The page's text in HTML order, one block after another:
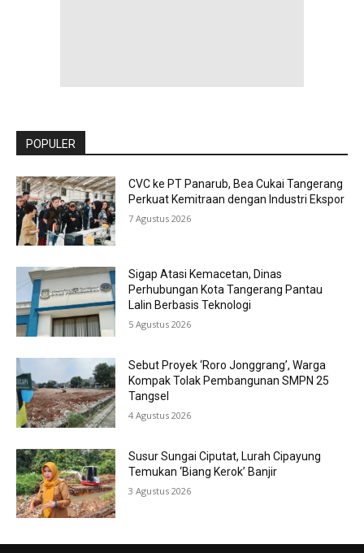
POPULER
CVC ke PT Panarub, Bea Cukai Tangerang
Perkuat Kemitraan dengan Industri Ekspor
7 Agustus 2026
Sigap Atasi Kemacetan, Dinas
Perhubungan Kota Tangerang Pantau
Lalin Berbasis Teknologi
5 Agustus 2026
Sebut Proyek ‘Roro Jonggrang’, Warga
Kompak Tolak Pembangunan SMPN 25
Tangsel
4 Agustus 2026
Susur Sungai Ciputat, Lurah Cipayung
Temukan ‘Biang Kerok’ Banjir
3 Agustus 2026